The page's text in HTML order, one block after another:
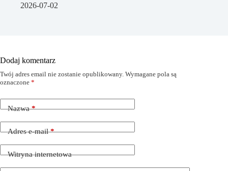
2026-07-02
Dodaj komentarz
Twój adres email nie zostanie opublikowany. Wymagane pola są
oznaczone *
Nazwa*
Adres e-mail*
Witryna internetowa